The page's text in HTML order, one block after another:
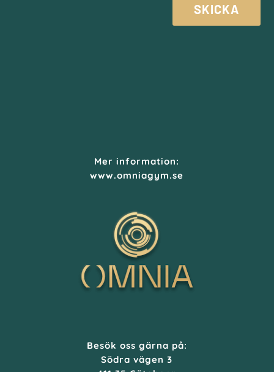
SKICKA
Mer information:
www.omniagym.se
Besök oss gärna på:
Södra vägen 3